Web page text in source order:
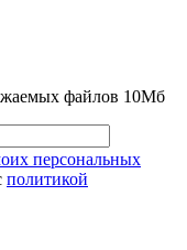
файлов 10Мб
персональных
политикой